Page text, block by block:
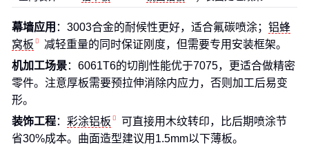
幕墙应用 ：3003合金的耐候性更好，适合氟碳喷涂； 铝蜂
窝板
减轻重量的同时保证刚度，但需要专用安装框架。
机加工场景：6061T6的切削性能优于7075，更适合做精密
零件。注意厚板需要预拉伸消除内应力，否则加工后易变
形。
装饰工程： 彩涂铝板
可直接用木纹转印，比后期喷涂节
省30%成本。曲面造型建议用1.5mm以下薄板。